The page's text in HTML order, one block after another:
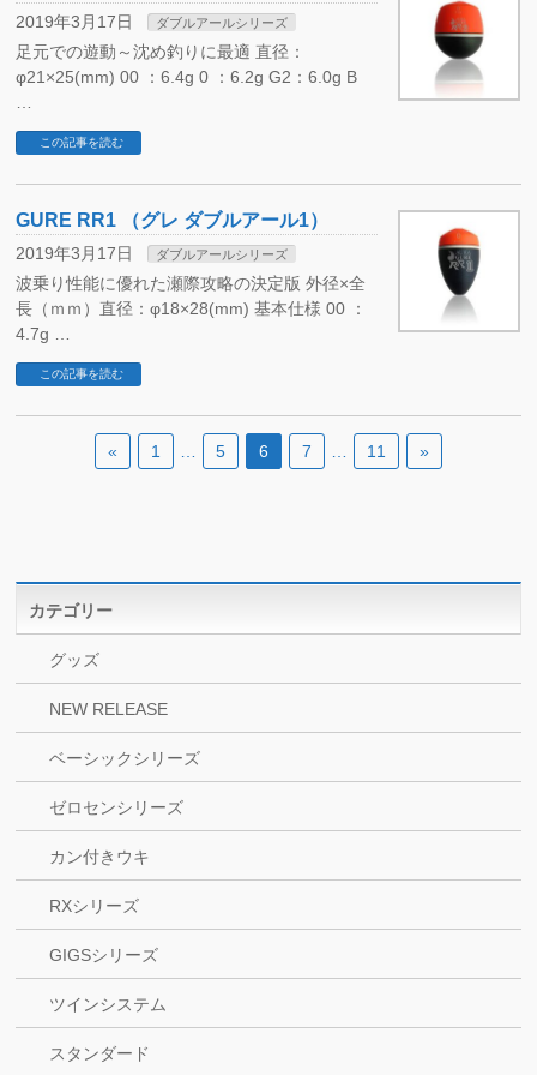
2019年3月17日 ダブルアールシリーズ
足元での遊動～沈め釣りに最適 直径：
φ21×25(mm) 00 ：6.4g 0 ：6.2g G2：6.0g B
この記事を読む
GURE RR1 （グレ ダブルアール1）
2019年3月17日 ダブルアールシリーズ
波乗り性能に優れた瀬際攻略の決定版 外径×全
長（ｍｍ）直径：φ18×28(mm) 基本仕様 00 ：
4.7g …
この記事を読む
« 1 5 6 7 11 »
カテゴリー
グッズ
NEW RELEASE
ベーシックシリーズ
ゼロセンシリーズ
カン付きウキ
RXシリーズ
GIGSシリーズ
ツインシステム
スタンダード